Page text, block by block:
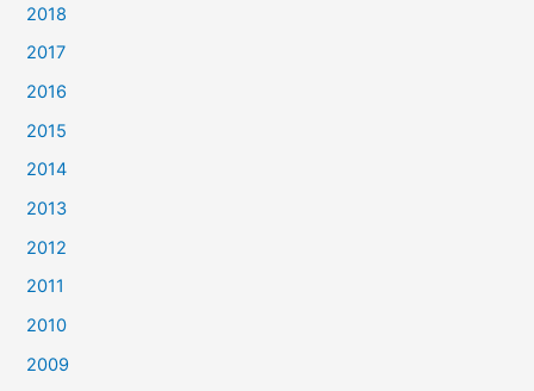
2018
2017
2016
2015
2014
2013
2012
2011
2010
2009